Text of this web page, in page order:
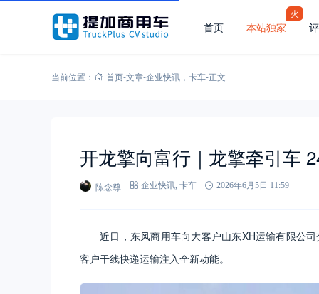
首页 本站独家
火
当前位置： 首页-文章-企业快讯 ， 卡车-正文
开龙擎向富行｜龙擎牵引车
陈念尊 企业快讯 卡车 2026年6月5日 11:59
近日，东风商用车向大客户山东XH运输有限公
客户干线快递运输注入全新动能。